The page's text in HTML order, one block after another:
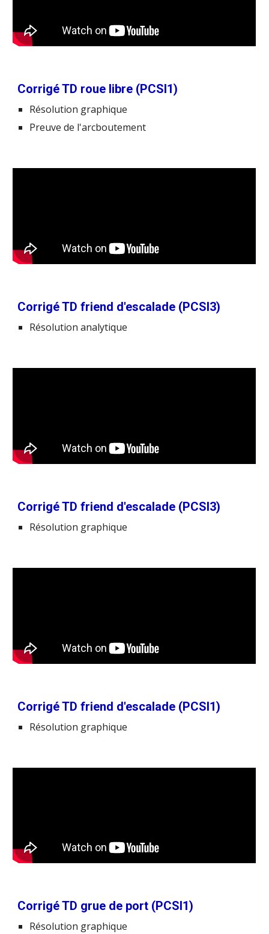
Corrigé TD roue libre (PCSI1)
Résolution graphique
Preuve de l'arcboutement
Corrigé TD friend d'escalade (PCSI3)
Résolution analytique
Corrigé TD friend d'escalade (PCSI3)
Résolution graphique
Corrigé TD friend d'escalade (PCSI1)
Résolution graphique
Corrigé TD grue de port (PCSI1)
Résolution graphique